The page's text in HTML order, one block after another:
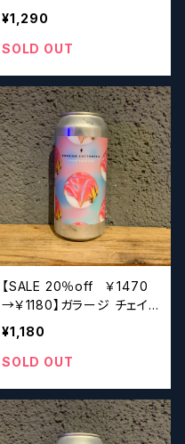
バーチューズ Garage LO
OSE VIRTUES
¥1,290
SOLD OUT
【SALE 20％off ￥1470
→￥1180】ガラージ チェイ
ジング コットンテイル G
arage CHASING COTTO
NTAIL
¥1,180
SOLD OUT